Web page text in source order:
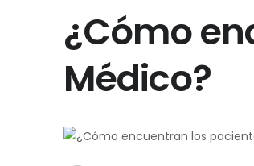
¿Cómo
Médico?